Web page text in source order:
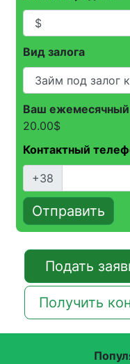
Вид залога
Ваш
20.00$
Контактный
+38
Отправить
Подать
Получить